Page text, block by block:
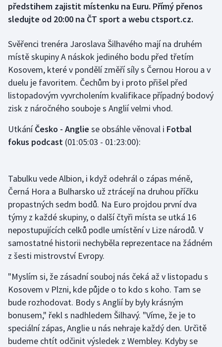
Futsal
Gymnastika
Házená
Jezdectví
Judo
Lezení
Lyže a snowboard
Moderní pětiboj
Motorsport
Parasport
Plavání
Plážový volejbal
předstihem zajistit místenku na Euru. Přímý přenos
sledujte od 20:00 na ČT sport a webu ctsport.cz.
Svěřenci trenéra Jaroslava Šilhavého mají na druhém
místě skupiny A náskok jediného bodu před třetím
Kosovem, které v pondělí změří síly s Černou Horou a v
duelu je favoritem. Čechům by i proto přišel před
listopadovým vyvrcholením kvalifikace případný bodový
zisk z náročného souboje s Anglií velmi vhod.
UtkáníČesko - Anglie se obsáhle věnoval i Fotbal
fokus podcast (01:05:03 - 01:23:00):
Tabulku vede Albion, i když odehrál o zápas méně,
Černá Hora a Bulharsko už ztrácejí na druhou příčku
propastných sedm bodů. Na Euro projdou první dva
týmy z každé skupiny, o další čtyři místa se utká 16
nepostupujících celků podle umístění v Lize národů. V
samostatné historii nechyběla reprezentace na žádném
z šesti mistrovství Evropy.
"Myslím si, že zásadní souboj nás čeká až v listopadu s
Kosovem v Plzni, kde půjde o to kdo s koho. Tam se
bude rozhodovat. Body s Anglií by byly krásným
bonusem," řekl s nadhledem Šilhavý. "Víme, že je to
speciální zápas, Anglie u nás nehraje každý den. Určitě
budeme chtít odčinit výsledek z Wembley. Kdyby se